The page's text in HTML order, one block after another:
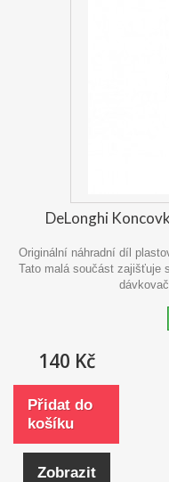
DeLonghi
Originální náhradní díl
Tato malá součást zajišťuje
140 Kč
Přidat do
košíku
Zobrazit